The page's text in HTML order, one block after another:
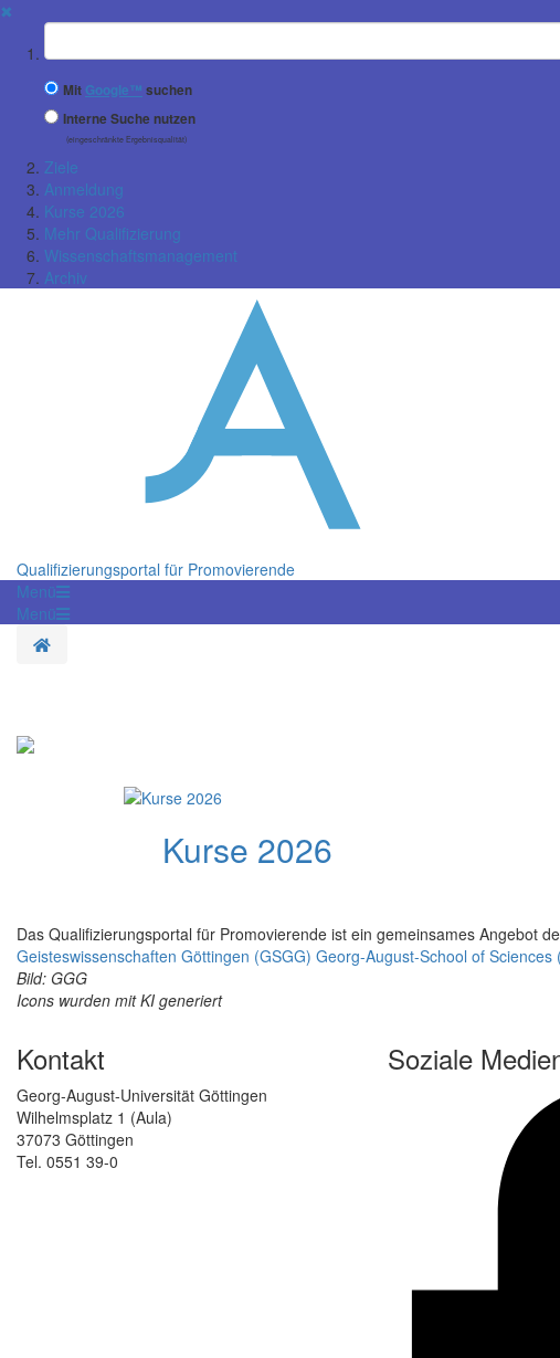
✖
Suchbegriff
Mit Google™ suchen
Interne Suche nutzen
(eingeschränkte Ergebnisqualität)
Ziele
Anmeldung
Kurse 2026
Mehr Qualifizierung
Wissenschaftsmanagement
Archiv
Qualifizierungsportal für Promovierende
Menü
Menü
Startseite
Kurse 2026
Das Qualifizierungsportal für Promovierende ist ein gemeinsames Angebot
Geisteswissenschaften Göttingen (GSGG) Georg-August-School of Sciences
Bild: GGG
Icons wurden mit KI generiert
Kontakt
Georg-August-Universität Göttingen
Wilhelmsplatz 1 (Aula)
37073 Göttingen
Tel. 0551 39-0
Soziale